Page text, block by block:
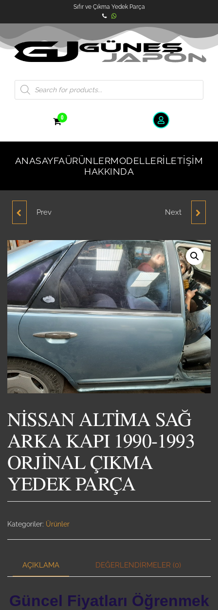
Sıfır ve Çıkma Yedek Parça
0
ANASAYFAÜRÜNLERMODELLERİLETIŞIM
HAKKINDA
NİSSAN ALTİMA SAĞ ÖN
ÇIKMA YEDEK PARÇA
Prev NİSSAN ALTİMA SOL
ORJİNAL ÇIKMA YEDEK
PARÇA
Next
NİSSAN ALTİMA SAĞ
ARKA KAPI 1990-1993
ORJİNAL ÇIKMA
YEDEK PARÇA
Kategoriler: Ürünler
AÇIKLAMA DEĞERLENDIRMELER (0)
Güncel Fiyatları Öğrenmek